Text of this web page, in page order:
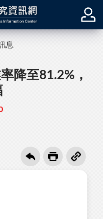
息
降至81.2%，